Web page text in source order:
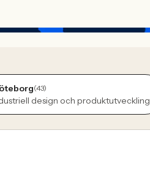
(43)
design och produktutveckling